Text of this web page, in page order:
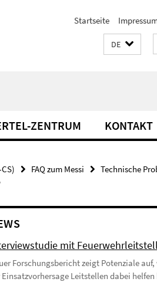
Startseite
DE
ZENTRUM KONTAKT
FAQ zum Messi Technische
mit
Forschungsbericht zeigt Potenziale
Einsatzvorhersage Leitstellen dabei helfen